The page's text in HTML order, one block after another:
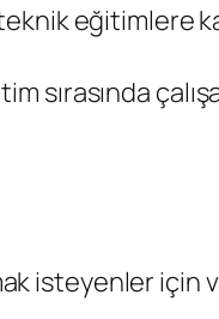
eğitimlere
sırasında
isteyenler için